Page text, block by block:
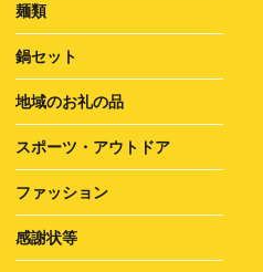
麺類
鍋セット
地域のお礼の品
スポーツ・アウトドア
ファッション
感謝状等